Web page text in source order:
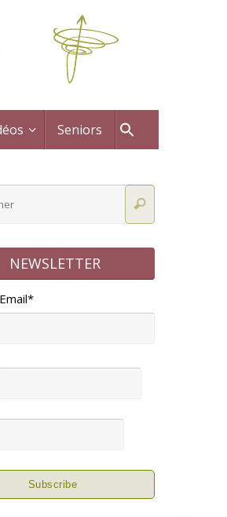
Seniors
NEWSLETTER